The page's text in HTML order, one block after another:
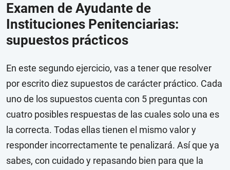
Examen de Ayudante de
Instituciones Penitenciarias:
supuestos prácticos
En este segundo ejercicio, vas a tener que resolver
por escrito diez supuestos de carácter práctico. Cada
uno de los supuestos cuenta con 5 preguntas con
cuatro posibles respuestas de las cuales solo una es
la correcta. Todas ellas tienen el mismo valor y
responder incorrectamente te penalizará. Así que ya
sabes, con cuidado y repasando bien para que la